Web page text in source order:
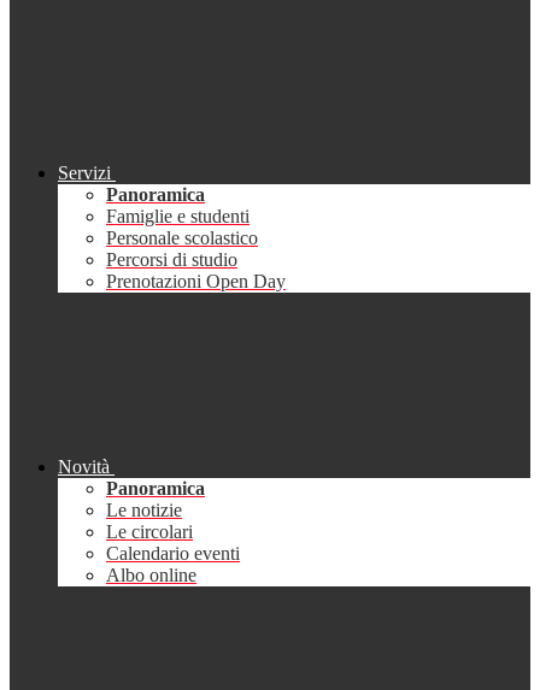
Servizi
Panoramica
Famiglie e studenti
Personale scolastico
Percorsi di studio
Prenotazioni Open Day
Novità
Panoramica
Le notizie
Le circolari
Calendario eventi
Albo online